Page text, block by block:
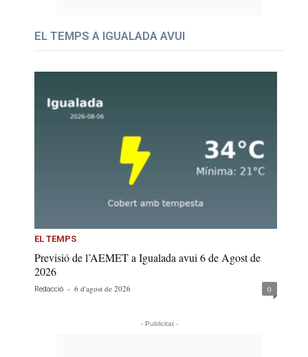
EL TEMPS A IGUALADA AVUI
EL TEMPS
Previsió de l’AEMET a Igualada avui 6 de Agost de
2026
Redacció - 6 d'agost de 2026 0
- Publicitat -